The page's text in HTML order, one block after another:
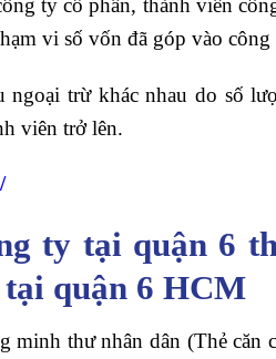
ty cổ phần, thành viên
vi số vốn đã góp vào công
trừ khác nhau do số
viên trở lên.
ty tại quận 6
quận 6 HCM
minh thư nhân dân (Thẻ căn